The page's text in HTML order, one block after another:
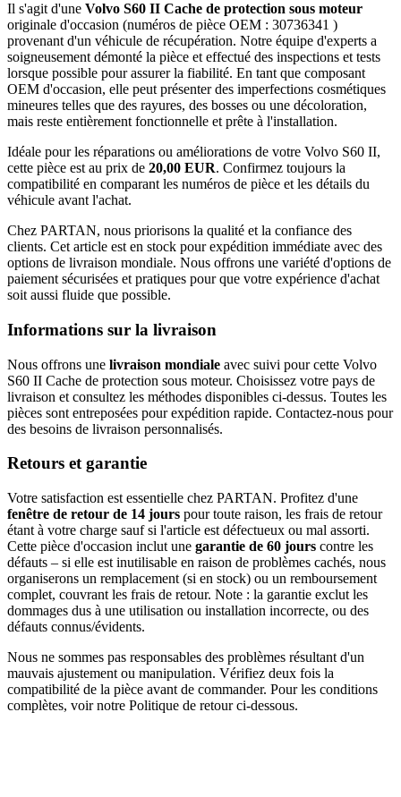
Il s'agit d'une Volvo S60 II Cache de protection sous moteur
originale d'occasion (numéros de pièce OEM : 30736341 )
provenant d'un véhicule de récupération. Notre équipe d'experts a
soigneusement démonté la pièce et effectué des inspections et tests
lorsque possible pour assurer la fiabilité. En tant que composant
OEM d'occasion, elle peut présenter des imperfections cosmétiques
mineures telles que des rayures, des bosses ou une décoloration,
mais reste entièrement fonctionnelle et prête à l'installation.
Idéale pour les réparations ou améliorations de votre Volvo S60 II,
cette pièce est au prix de 20,00 EUR. Confirmez toujours la
compatibilité en comparant les numéros de pièce et les détails du
véhicule avant l'achat.
Chez PARTAN, nous priorisons la qualité et la confiance des
clients. Cet article est en stock pour expédition immédiate avec des
options de livraison mondiale. Nous offrons une variété d'options de
paiement sécurisées et pratiques pour que votre expérience d'achat
soit aussi fluide que possible.
Informations sur la livraison
Nous offrons une livraison mondiale avec suivi pour cette Volvo
S60 II Cache de protection sous moteur. Choisissez votre pays de
livraison et consultez les méthodes disponibles ci-dessus. Toutes les
pièces sont entreposées pour expédition rapide. Contactez-nous pour
des besoins de livraison personnalisés.
Retours et garantie
Votre satisfaction est essentielle chez PARTAN. Profitez d'une
fenêtre de retour de 14 jours pour toute raison, les frais de retour
étant à votre charge sauf si l'article est défectueux ou mal assorti.
Cette pièce d'occasion inclut une garantie de 60 jours contre les
défauts – si elle est inutilisable en raison de problèmes cachés, nous
organiserons un remplacement (si en stock) ou un remboursement
complet, couvrant les frais de retour. Note : la garantie exclut les
dommages dus à une utilisation ou installation incorrecte, ou des
défauts connus/évidents.
Nous ne sommes pas responsables des problèmes résultant d'un
mauvais ajustement ou manipulation. Vérifiez deux fois la
compatibilité de la pièce avant de commander. Pour les conditions
complètes, voir notre Politique de retour ci-dessous.